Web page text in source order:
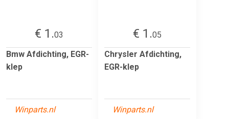
€ 1.03
Bmw Afdichting, EGR-
klep
Winparts.nl
€ 1.05
Chrysler Afdichting,
EGR-klep
Winparts.nl